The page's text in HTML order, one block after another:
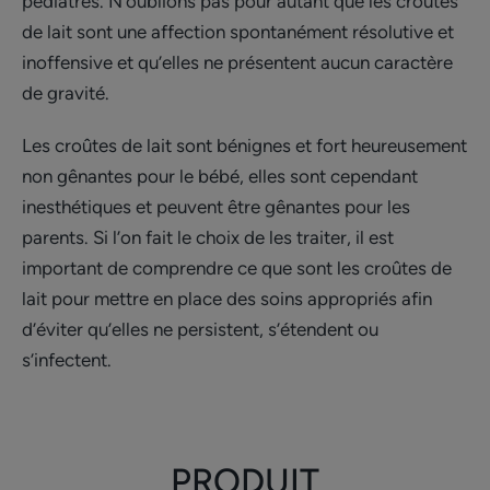
de lait sont une affection spontanément résolutive et
inoffensive et qu’elles ne présentent aucun caractère
de gravité.
Les croûtes de lait sont bénignes et fort heureusement
non gênantes pour le bébé, elles sont cependant
inesthétiques et peuvent être gênantes pour les
parents. Si l’on fait le choix de les traiter, il est
important de comprendre ce que sont les croûtes de
lait pour mettre en place des soins appropriés afin
d’éviter qu’elles ne persistent, s’étendent ou
s’infectent.
PRODUIT